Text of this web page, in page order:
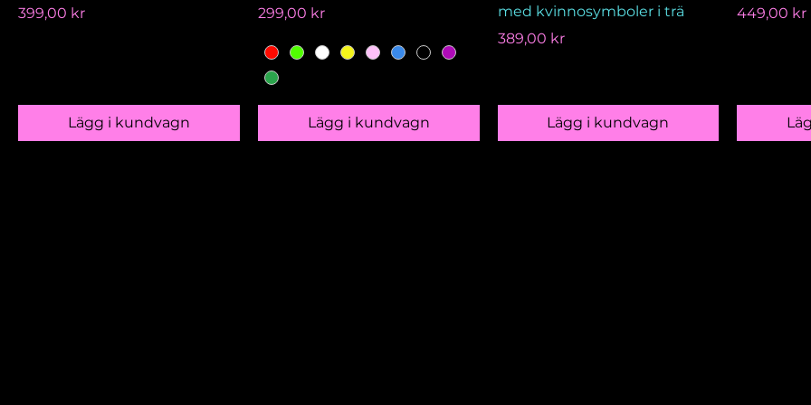
Pris
399,00 kr
Lägg i kundvagn
Pris
299,00 kr
Lägg i kundvagn
med kvinnosymboler i trä
Pris
389,00 kr
Lägg i kundvagn
Pris
449,00 kr